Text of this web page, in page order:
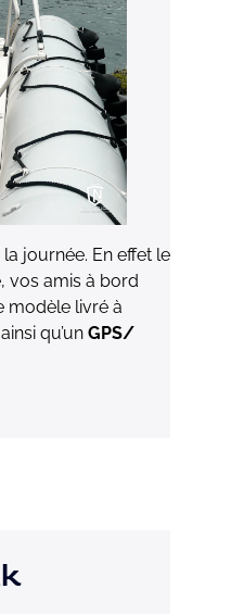
journée. En effet le
vos amis à bord
modèle livré à
ainsi qu’un GPS/